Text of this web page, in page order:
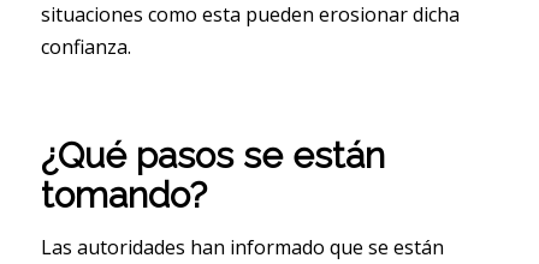
situaciones como esta pueden erosionar dicha
confianza.
¿Qué pasos se están
tomando?
Las autoridades han informado que se están